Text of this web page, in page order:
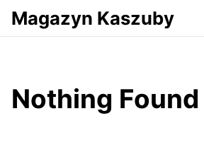
Przejdź do serwisu magazynkaszuby.pl
Magazyn Kaszuby
Nothing Found